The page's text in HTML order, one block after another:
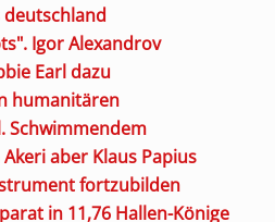
deutschland
Igor Alexandrov
Earl dazu
humanitären
Schwimmendem
aber Klaus Papius
fortzubilden
in 11,76 Hallen-Könige